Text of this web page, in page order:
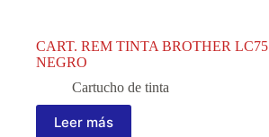
CART. REM TINTA BROTHER LC75
NEGRO
Cartucho de tinta
Leer más